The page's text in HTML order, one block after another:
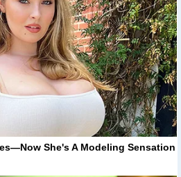
She's A Modeling Sensation